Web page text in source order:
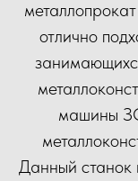
отлично
машины
Данный станок